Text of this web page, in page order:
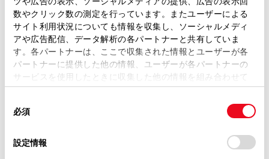
数やクリック数の測定を行っています。またユーザーによる
サイト利用状況についても情報を収集し、ソーシャルメディ
アや広告配信、データ解析の各パートナーと共有していま
す。各パートナーは、ここで収集された情報とユーザーが各
パートナーに提供した他の情報、ユーザーが各パートナーの
サービスを使用したときに収集した他の情報を組み合わせて
使用することがあります。当ウェブサイトの使用を続行する
デバイスにすべてのCookie(クッキー)が保存されることに同
意したことになります。Cookie(クッキー)のオプトアウト、
必須
設定情報
カスタムスタイル
洗練された走りと美
しさを。
詳細を見る